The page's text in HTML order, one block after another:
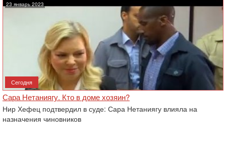
23 январь 2023
Сегодня
Сара Нетаниягу. Кто в доме хозяин?
Нир Хефец подтвердил в суде: Сара Нетаниягу влияла на
назначения чиновников